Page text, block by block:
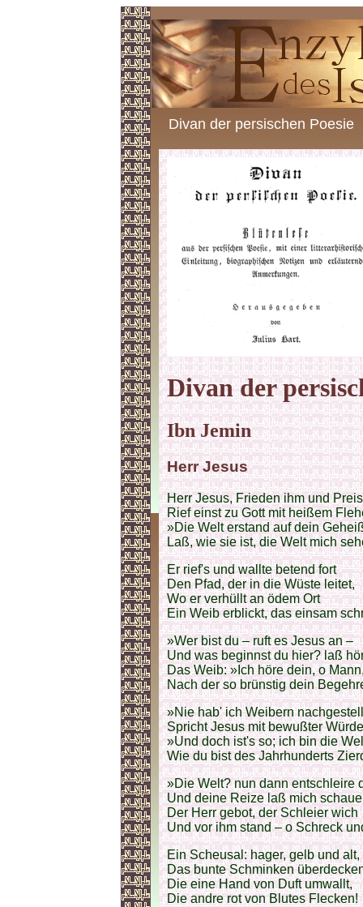
Divan der persischen Poesie
Divan der
Ibn Jemin
Herr Jesus
Herr Jesus, Frieden ihm und
Rief einst zu Gott mit heißem
»Die Welt erstand auf dein
Laß, wie sie ist, die Welt mich
Er rief's und wallte betend fort
Den Pfad, der in die Wüste leitet,
Wo er verhüllt an ödem Ort
Ein Weib erblickt, das einsam
»Wer bist du – ruft es Jesus an –
Und was beginnst du hier? laß
Das Weib: »Ich höre dein, o
Nach der so brünstig dein
»Nie hab' ich Weibern
Spricht Jesus mit bewußter
»Und doch ist's so; ich bin die
Wie du bist des Jahrhunderts
»Die Welt? nun dann entschleire
Und deine Reize laß mich
Der Herr gebot, der Schleier wich
Und vor ihm stand – o Schreck
Ein Scheusal: hager, gelb und alt,
Das bunte Schminken
Die eine Hand von Duft umwallt,
Die andre rot von Blutes Flecken!